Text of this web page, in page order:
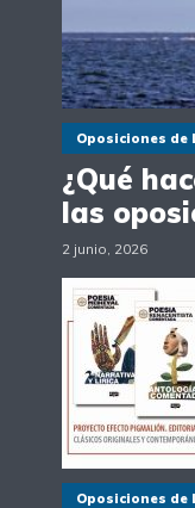
Oposiciones
¿Qué
las
2 junio, 2026
Oposiciones